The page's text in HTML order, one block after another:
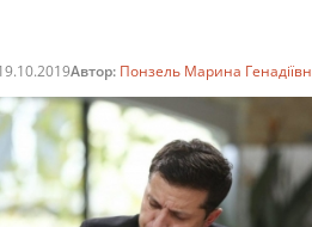
Автор: Понзель Марина